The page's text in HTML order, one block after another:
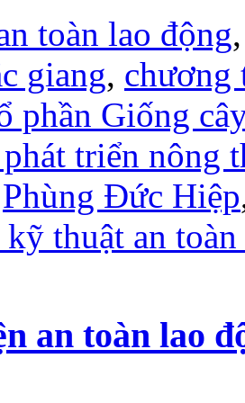
toàn lao động
giang, chương
phần Giống
triển nông
Phùng Đức Hiệp
thuật an toàn
an toàn lao